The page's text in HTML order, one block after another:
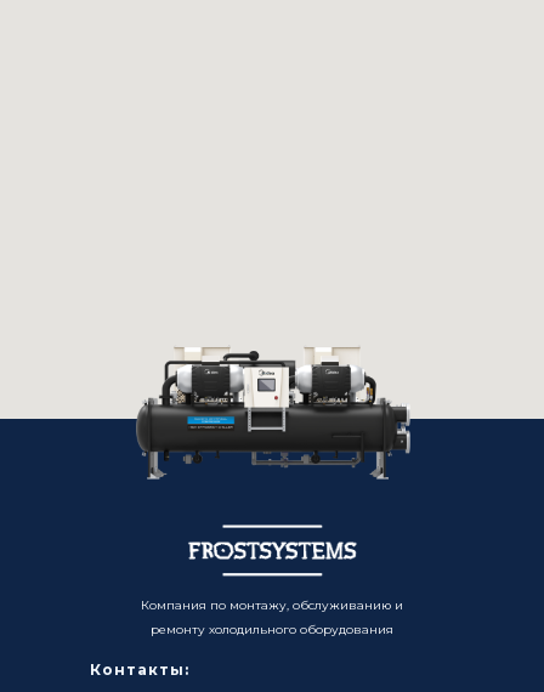
Контакты:
Компания по монтажу, обслуживанию и
ремонту холодильного оборудования